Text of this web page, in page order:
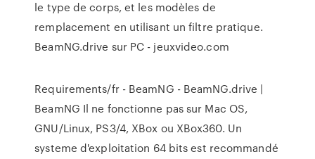
le type de corps, et les modèles de
remplacement en utilisant un filtre pratique.
BeamNG.drive sur PC - jeuxvideo.com
Requirements/fr - BeamNG - BeamNG.drive |
BeamNG Il ne fonctionne pas sur Mac OS,
GNU/Linux, PS3/4, XBox ou XBox360. Un
systeme d'exploitation 64 bits est recommandé